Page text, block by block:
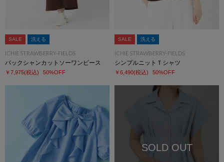
SALE 洗える
ICHIE STRAWBERRY-FIELDS
バックシャンカットソーワンピース
￥7,975(税込) 50%OFF
SALE 洗える
ICHIE STRAWBERRY-FIELDS
シンプルニットＴシャツ
￥6,490(税込) 50%OFF
SOLD OUT